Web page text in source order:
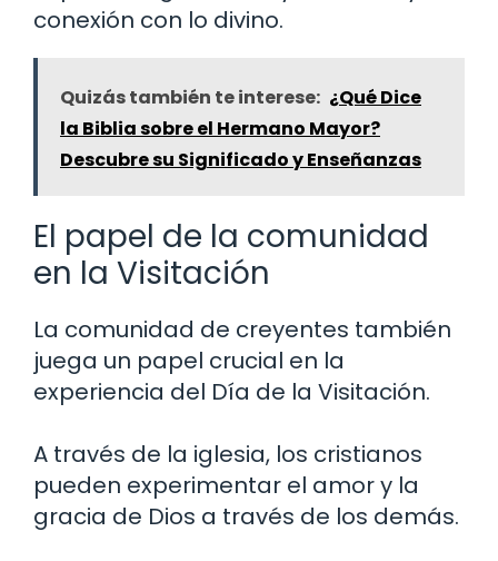
conexión con lo divino.
Quizás también te interese: ¿Qué Dice
la Biblia sobre el Hermano Mayor?
Descubre su Significado y Enseñanzas
El papel de la comunidad
en la Visitación
La comunidad de creyentes también
juega un papel crucial en la
experiencia del Día de la Visitación.
A través de la iglesia, los cristianos
pueden experimentar el amor y la
gracia de Dios a través de los demás.